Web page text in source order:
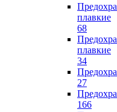
плавкие
68
плавкие
34
27
166